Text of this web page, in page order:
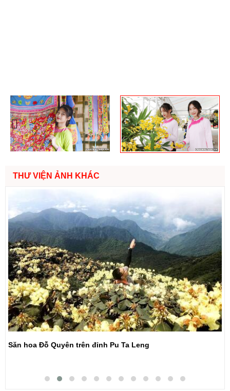
Previous
THƯ VIỆN ẢNH KHÁC
Săn hoa Đỗ Quyên trên đỉnh Pu Ta Leng